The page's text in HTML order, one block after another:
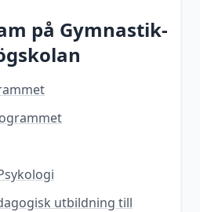
på Gymnastik-
utbildning till